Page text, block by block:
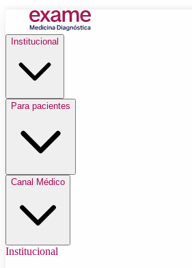
Institucional
Para pacientes
Canal Médico
Institucional